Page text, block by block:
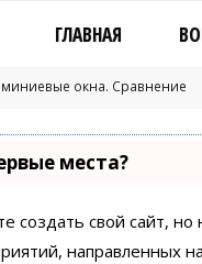
ГЛАВНАЯ
окна. Сравнение
места?
создать свой сайт,
направленных